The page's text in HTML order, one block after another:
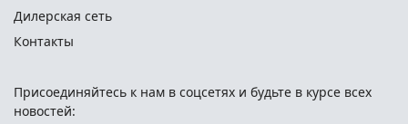
Дилерская сеть
Контакты
Присоединяйтесь к нам в соцсетях и будьте в курсе всех
новостей: